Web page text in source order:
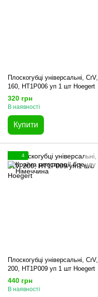
Плоскогубці універсальні, CrV,
160, HT1P006 уп 1 шт Hoegert
320 грн
В наявності
Купити
4
Плоскогубці універсальні, CrV,
200, HT1P009 уп 1 шт Hoegert
440 грн
В наявності